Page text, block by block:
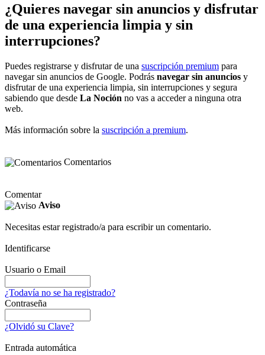
¿Quieres navegar sin anuncios y disfrutar
de una experiencia limpia y sin
interrupciones?
Puedes registrarse y disfrutar de una suscripción premium para
navegar sin anuncios de Google. Podrás navegar sin anuncios y
disfrutar de una experiencia limpia, sin interrupciones y segura
sabiendo que desde La Noción no vas a acceder a ninguna otra
web.
Más información sobre la suscripción a premium.
Comentarios
Comentar
Aviso
Necesitas estar registrado/a para escribir un comentario.
Identificarse
Usuario o Email
¿Todavía no se ha registrado?
Contraseña
¿Olvidó su Clave?
Entrada automática